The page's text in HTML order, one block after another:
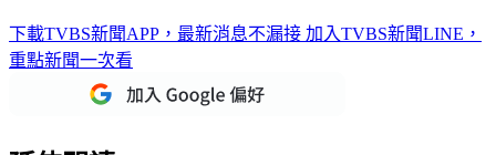
下載TVBS新聞APP，最新消息不漏接 加入TVBS新聞LINE，
重點新聞一次看